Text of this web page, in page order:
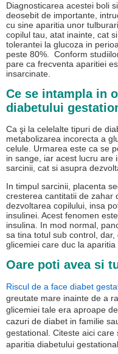
Diagnosticarea acestei boli
deosebit de importante,
cu sine aparitia unor
copilul tau, atat inainte, cat
tolerantei la glucoza in
peste 80%. Conform
pare ca frecventa aparitiei
insarcinate.
Ce se intampla in
diabetului
Ca şi la celelalte tipuri de
metabolizarea incorecta a
celule. Urmarea este ca se
in sange, iar acest lucru are
sarcinii, cat si asupra
In timpul sarcinii, placenta
cresterea cantitatii de zahar
dezvoltarea copilului, insa
insulinei. Acest fenomen
insulina. In mod normal,
sa tina totul sub control,
glicemiei care duc la aparitia
Oare poti avea si
Riscul de a face diabet
greutate mare inainte de a
glicemiei tale era aproape
cazuri de diabet in familie
gestational. Citeste aici
aparitia diabetului gestational.